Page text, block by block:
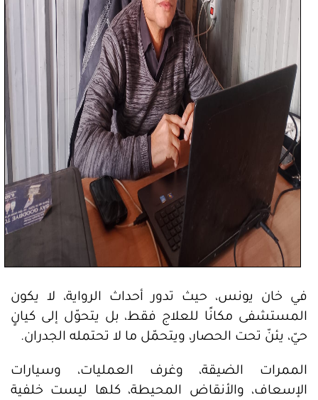
في خان يونس، حيث تدور أحداث الرواية، لا يكون
المستشفى مكانًا للعلاج فقط، بل يتحوّل إلى كيانٍ
حيّ، يئنّ تحت الحصار، ويتحمّل ما لا تحتمله الجدران.
الممرات الضيقة، وغرف العمليات، وسيارات
الإسعاف، والأنقاض المحيطة، كلها ليست خلفية